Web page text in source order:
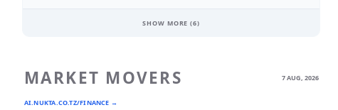
SHOW MORE (6)
MARKET MOVERS
AI.NUKTA.CO.TZ/FINANCE →
7 AUG, 2026